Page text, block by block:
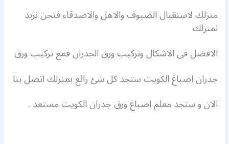
منزلك لاستقبال الضيوف والاهل والاصدقاء فنحن نريد
لمنزلك
الافضل فى الاشكال وتركيب ورق الجدران فمع تركيب ورق
جدراناصباغ الكويت ستجد كل شئ رائع بمنزلك اتصل بنا
الان و ستجد معلم اصباغ ورق جدران الكويت مستعد.